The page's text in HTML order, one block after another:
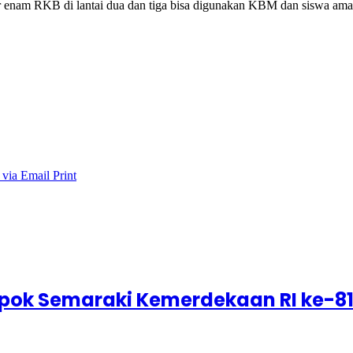
RKB di lantai dua dan tiga bisa digunakan KBM dan siswa
via Email Print
Semaraki Kemerdekaan RI ke-81